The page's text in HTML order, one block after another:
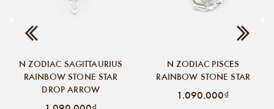
N ZODIAC SAGITTAURIUS
RAINBOW STONE STAR
DROP ARROW
N ZODIAC PISCES
RAINBOW STONE STAR
1.090.000₫